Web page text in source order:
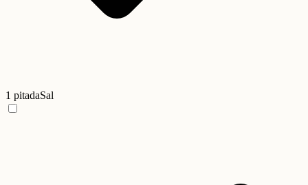
1 pitadaSal